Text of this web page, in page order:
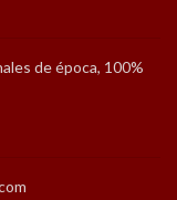
de época, 100%